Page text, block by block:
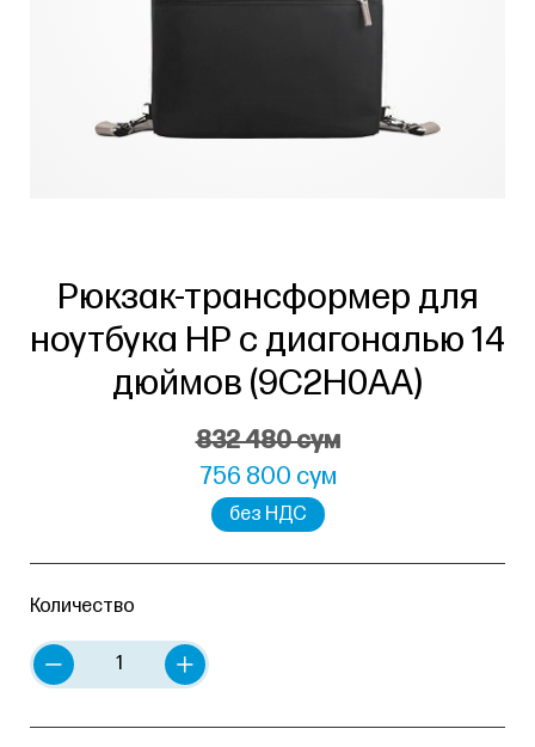
Рюкзак-трансформер для
ноутбука HP с диагональю 14
дюймов (9C2H0AA)
832 480 сум
756 800 сум
без НДС
Количество